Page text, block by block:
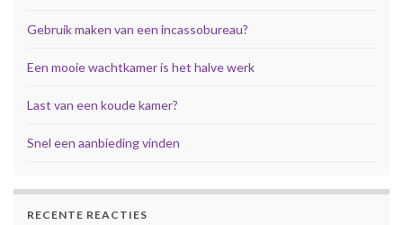
Gebruik maken van een incassobureau?
Een mooie wachtkamer is het halve werk
Last van een koude kamer?
Snel een aanbieding vinden
RECENTE REACTIES